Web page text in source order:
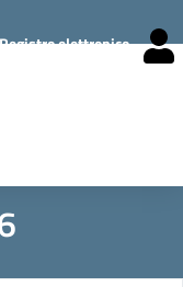
Registro elettronico